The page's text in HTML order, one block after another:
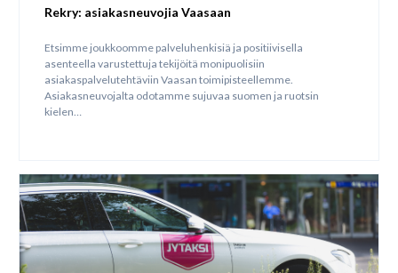
Rekry: asiakasneuvojia Vaasaan
Etsimme joukkoomme palveluhenkisiä ja positiivisella
asenteella varustettuja tekijöitä monipuolisiin
asiakaspalvelutehtäviin Vaasan toimipisteellemme.
Asiakasneuvojalta odotamme sujuvaa suomen ja ruotsin
kielen…